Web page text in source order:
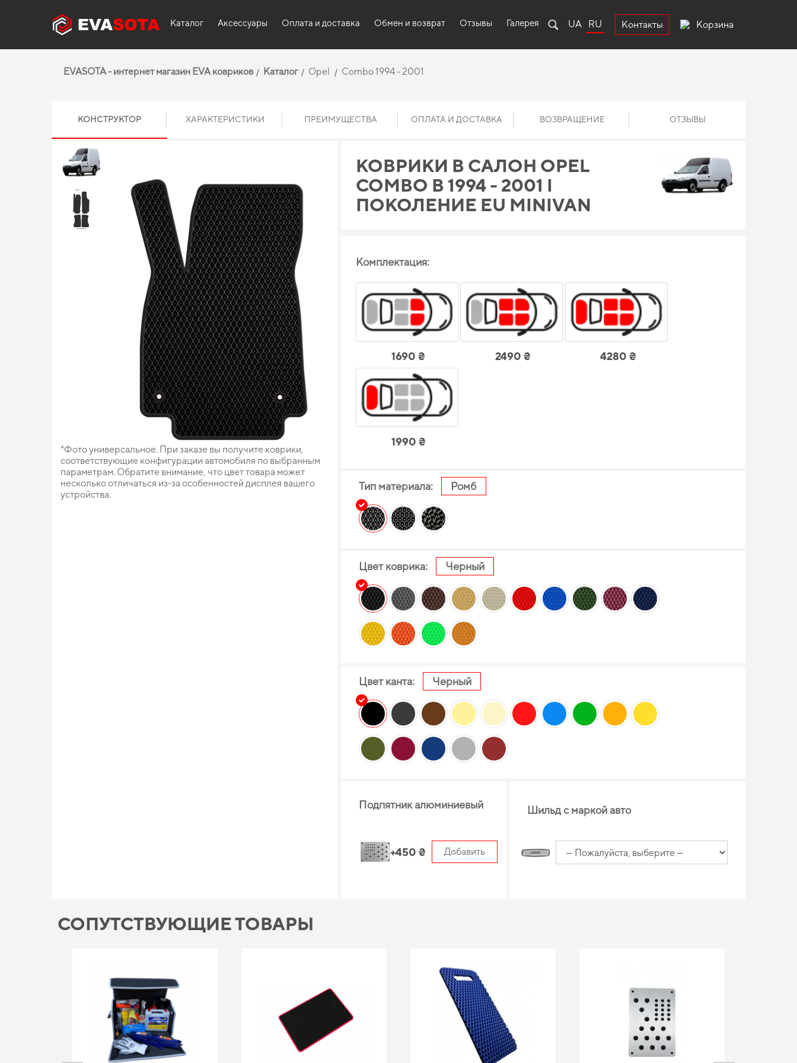
Каталог Аксессуары Оплата и доставка Обмен и возврат Отзывы Галерея UA RU Контакты Корзина
EVASOTA - интернет магазин EVA ковриков Каталог Opel Combo 1994 - 2001
КОНСТРУКТОР ХАРАКТЕРИСТИКИ ПРЕИМУЩЕСТВА ОПЛАТА И ДОСТАВКА ВОЗВРАЩЕНИЕ ОТЗЫВЫ
*Фото универсальное. При заказе вы получите коврики,
соответствующие конфигурации автомобиля по выбранным
параметрам. Обратите внимание, что цвет товара может
несколько отличаться из-за особенностей дисплея вашего
устройства.
КОВРИКИ В САЛОН OPEL
COMBO B 1994 - 2001 I
ПОКОЛЕНИЕ EU MINIVAN
Комплектация:
1690 ₴ 2490 ₴ 4280 ₴
1990 ₴
Тип материала: Ромб
Цвет коврика: Черный
Цвет канта: Черный
Подпятник алюминиевый
+450 ₴ Добавить
Шильд с маркой авто
СОПУТСТВУЮЩИЕ ТОВАРЫ